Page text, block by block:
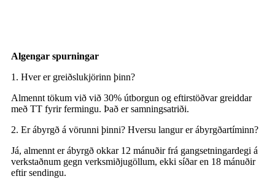
Algengar spurningar
1. Hver er greiðslukjörinn þinn?
Almennt tökum við við 30% útborgun og eftirstöðvar greiddar
með TT fyrir fermingu. Það er samningsatriði.
2. Er ábyrgð á vörunni þinni? Hversu langur er ábyrgðartíminn?
Já, almennt er ábyrgð okkar 12 mánuðir frá gangsetningardegi á
verkstaðnum gegn verksmiðjugöllum, ekki síðar en 18 mánuðir
eftir sendingu.